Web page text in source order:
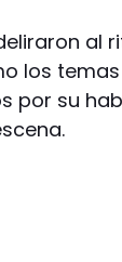
al
los temas
por su